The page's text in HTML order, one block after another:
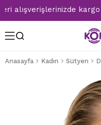
kargo
Anasayfa Kadın Sütyen